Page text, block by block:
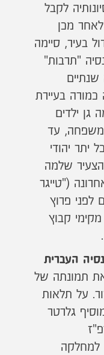
לקבל
מכן
בעיר, סיימה
"תרבות"
שנתיים
כמורה בעיירת
גן ילדים
משפחה, עד
יתר יהודי
שלמה
("טייגר
לפני פרוץ
קבוץ
העברית
תמונתה של
על תלאות
גלרטר
למחלקה